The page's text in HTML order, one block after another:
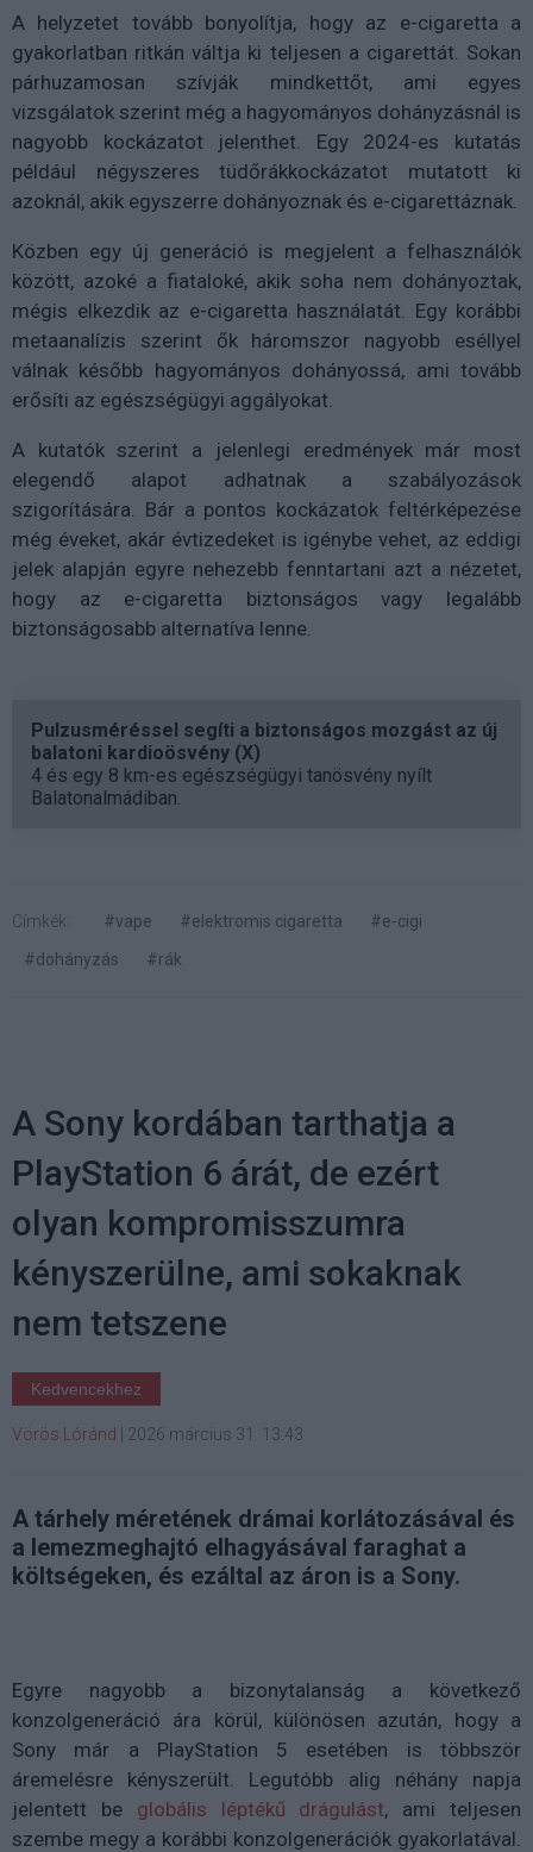
A helyzetet tovább bonyolítja, hogy az e-cigaretta a
gyakorlatban ritkán váltja ki teljesen a cigarettát. Sokan
párhuzamosan szívják mindkettőt, ami egyes
vizsgálatok szerint még a hagyományos dohányzásnál is
nagyobb kockázatot jelenthet. Egy 2024-es kutatás
például négyszeres tüdőrákkockázatot mutatott ki
azoknál, akik egyszerre dohányoznak és e-cigarettáznak.
Közben egy új generáció is megjelent a felhasználók
között, azoké a fiataloké, akik soha nem dohányoztak,
mégis elkezdik az e-cigaretta használatát. Egy korábbi
metaanalízis szerint ők háromszor nagyobb eséllyel
válnak később hagyományos dohányossá, ami tovább
erősíti az egészségügyi aggályokat.
A kutatók szerint a jelenlegi eredmények már most
elegendő alapot adhatnak a szabályozások
szigorítására. Bár a pontos kockázatok feltérképezése
még éveket, akár évtizedeket is igénybe vehet, az eddigi
jelek alapján egyre nehezebb fenntartani azt a nézetet,
hogy az e-cigaretta biztonságos vagy legalább
biztonságosabb alternatíva lenne.
Pulzusméréssel segíti a biztonságos mozgást az új
balatoni kardioösvény (X)
4 és egy 8 km-es egészségügyi tanösvény nyílt
Balatonalmádiban.
Címkék: #vape #elektromis cigaretta
#e-cigi
#dohányzás
#rák
A Sony kordában tarthatja a
PlayStation 6 árát, de ezért
olyan kompromisszumra
kényszerülne, ami sokaknak
nem tetszene
Kedvencekhez
Vörös Lóránd 2026 március 31. 13:43
A tárhely méretének drámai korlátozásával és
a lemezmeghajtó elhagyásával faraghat a
költségeken, és ezáltal az áron is a Sony.
Egyre nagyobb a bizonytalanság a következő
konzolgeneráció ára körül, különösen azután, hogy a
Sony már a PlayStation 5 esetében is többször
áremelésre kényszerült. Legutóbb alig néhány napja
jelentett be globális léptékű drágulást, ami teljesen
szembe megy a korábbi konzolgenerációk gyakorlatával.